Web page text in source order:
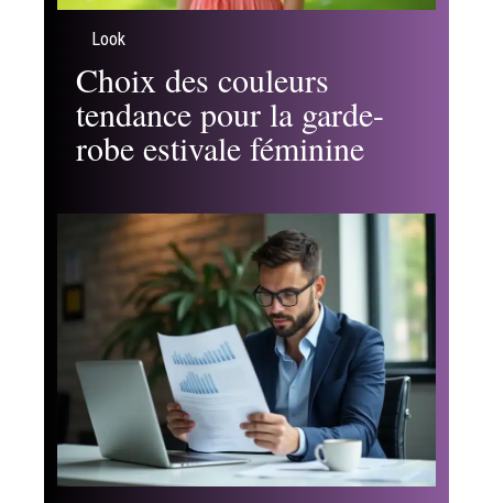
Look
Choix des couleurs
tendance pour la garde-
robe estivale féminine